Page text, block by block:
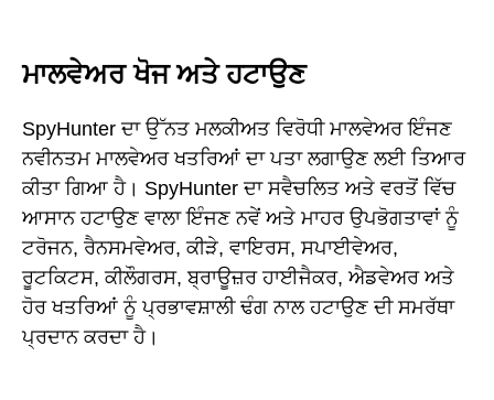
ਮਾਲਵੇਅਰ ਖੋਜ ਅਤੇ ਹਟਾਉਣ
SpyHunter ਦਾ ਉੱਨਤ ਮਲਕੀਅਤ ਵਿਰੋਧੀ ਮਾਲਵੇਅਰ ਇੰਜਣ
ਨਵੀਨਤਮ ਮਾਲਵੇਅਰ ਖਤਰਿਆਂ ਦਾ ਪਤਾ ਲਗਾਉਣ ਲਈ ਤਿਆਰ
ਕੀਤਾ ਗਿਆ ਹੈ। SpyHunter ਦਾ ਸਵੈਚਲਿਤ ਅਤੇ ਵਰਤੋਂ ਵਿੱਚ
ਆਸਾਨ ਹਟਾਉਣ ਵਾਲਾ ਇੰਜਣ ਨਵੇਂ ਅਤੇ ਮਾਹਰ ਉਪਭੋਗਤਾਵਾਂ ਨੂੰ
ਟਰੋਜਨ, ਰੈਨਸਮਵੇਅਰ, ਕੀੜੇ, ਵਾਇਰਸ, ਸਪਾਈਵੇਅਰ,
ਰੂਟਕਿਟਸ, ਕੀਲੌਗਰਸ, ਬ੍ਰਾਊਜ਼ਰ ਹਾਈਜੈਕਰ, ਐਡਵੇਅਰ ਅਤੇ
ਹੋਰ ਖਤਰਿਆਂ ਨੂੰ ਪ੍ਰਭਾਵਸ਼ਾਲੀ ਢੰਗ ਨਾਲ ਹਟਾਉਣ ਦੀ ਸਮਰੱਥਾ
ਪ੍ਰਦਾਨ ਕਰਦਾ ਹੈ।